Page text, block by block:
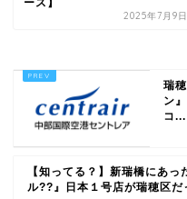
ース】
2025年7月9日
瑞
ン
コ...
【知ってる？】新瑞橋にあっ
ル??』日本１号店が瑞穂区